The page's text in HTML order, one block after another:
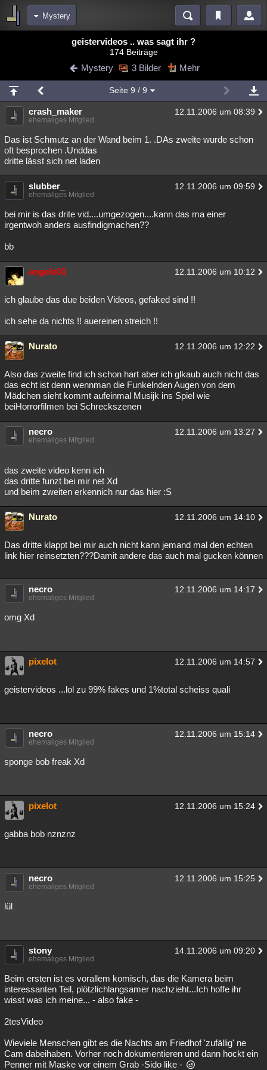
Mystery
Blogs Videos
Chat Wiki Neuigkeiten
meine Rubriken
Menschen Wissenschaft Mystery Kriminalfälle
Spiritualität Verschwörungen Technologie Ufologie
Natur Umfragen Unterhaltung
weitere Rubriken
Philosophie Träume
Astronomie Helpdesk Gruppen
Musik
Übersichten
Besucht
Lesenswert Schlüsselwörter
geistervideos .. was sagt ihr ?
174 Beiträge
Mystery 3 Bilder Mehr
Seite 9 / 9
crash_maker 12.11.2006 um 08:39
ehemaliges Mitglied
Das ist Schmutz an der Wand beim 1. .DAs zweite wurde schon
oft besprochen .Unddas
dritte lässt sich net laden
slubber_ 12.11.2006 um 09:59
ehemaliges Mitglied
bei mir is das drite vid....umgezogen....kann das ma einer
irgentwoh anders ausfindigmachen??
bb
angelo01 12.11.2006 um 10:12
ich glaube das due beiden Videos, gefaked sind !!
ich sehe da nichts !! auereinen streich !!
Nurato 12.11.2006 um 12:22
Also das zweite find ich schon hart aber ich glkaub auch nicht das
das echt ist denn wennman die Funkelnden Augen von dem
Mädchen sieht kommt aufeinmal Musijk ins Spiel wie
beiHorrorfilmen bei Schreckszenen
necro 12.11.2006 um 13:27
ehemaliges Mitglied
das zweite video kenn ich
das dritte funzt bei mir net Xd
und beim zweiten erkennich nur das hier :S
Nurato 12.11.2006 um 14:10
Das dritte klappt bei mir auch nicht kann jemand mal den echten
link hier reinsetzten???Damit andere das auch mal gucken können
necro 12.11.2006 um 14:17
ehemaliges Mitglied
omg Xd
pixelot 12.11.2006 um 14:57
geistervideos ...lol zu 99% fakes und 1%total scheiss quali
necro 12.11.2006 um 15:14
ehemaliges Mitglied
sponge bob freak Xd
pixelot 12.11.2006 um 15:24
gabba bob nznznz
necro 12.11.2006 um 15:25
ehemaliges Mitglied
lül
stony 14.11.2006 um 09:20
ehemaliges Mitglied
Beim ersten ist es vorallem komisch, das die Kamera beim
interessanten Teil, plötzlichlangsamer nachzieht...Ich hoffe ihr
wisst was ich meine... - also fake -
2tesVideo
Wieviele Menschen gibt es die Nachts am Friedhof 'zufällig' ne
Cam dabeihaben. Vorher noch dokumentieren und dann hockt ein
Penner mit Maske vor einem Grab -Sido like -